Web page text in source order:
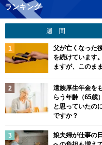
ランキング
週 間
父が亡くなった
を続けています
ますが、このま
遺族厚生年金を
らう年齢（65歳
と思っていたの
ですか？
娘夫婦が仕事の